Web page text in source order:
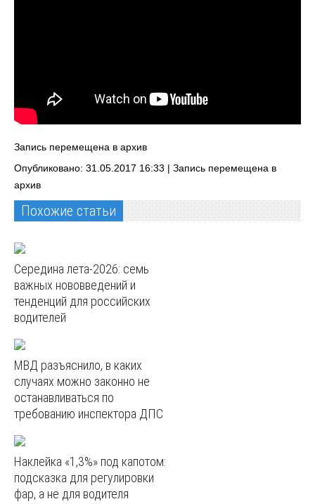
Запись перемещена в архив
Опубликовано: 31.05.2017 16:33 | Запись перемещена в
архив
Похожие статьи
Середина лета-2026: семь
важных нововведений и
тенденций для российских
водителей
МВД разъяснило, в каких
случаях можно законно не
останавливаться по
требованию инспектора ДПС
Наклейка «1,3%» под капотом:
подсказка для регулировки
фар, а не для водителя